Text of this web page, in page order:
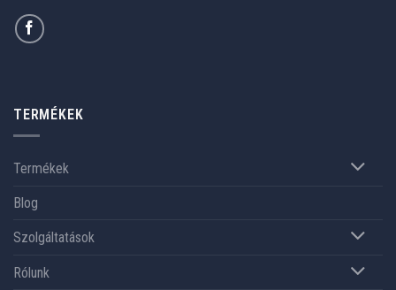
TERMÉKEK
Termékek
Blog
Szolgáltatások
Rólunk